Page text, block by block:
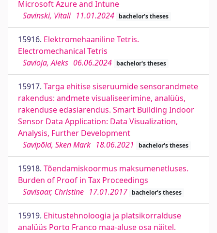
Microsoft Azure and Intune
Savinski, Vitali 11.01.2024 bachelor's theses
15916. Elektromehaaniline Tetris.
Electromechanical Tetris
Savioja, Aleks 06.06.2024 bachelor's theses
15917. Targa ehitise siseruumide sensorandmete
rakendus: andmete visualiseerimine, analüüs,
rakenduse edasiarendus. Smart Building Indoor
Sensor Data Application: Data Visualization,
Analysis, Further Development
Savipõld, Sken Mark 18.06.2021 bachelor's theses
15918. Tõendamiskoormus maksumenetluses.
Burden of Proof in Tax Proceedings
Savisaar, Christine 17.01.2017 bachelor's theses
15919. Ehitustehnoloogia ja platsikorralduse
analüüs Porto Franco maa-aluse osa näitel.